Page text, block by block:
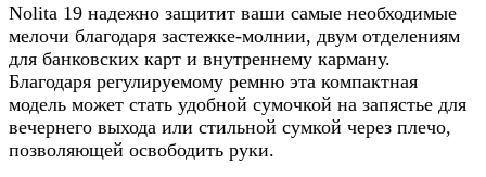
Nolita 19 надежно защитит ваши самые необходимые
мелочи благодаря застежке-молнии, двум отделениям
для банковских карт и внутреннему карману.
Благодаря регулируемому ремню эта компактная
модель может стать удобной сумочкой на запястье для
вечернего выхода или стильной сумкой через плечо,
позволяющей освободить руки.